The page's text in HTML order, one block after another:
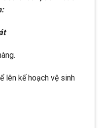
lên kế hoạch vệ sinh